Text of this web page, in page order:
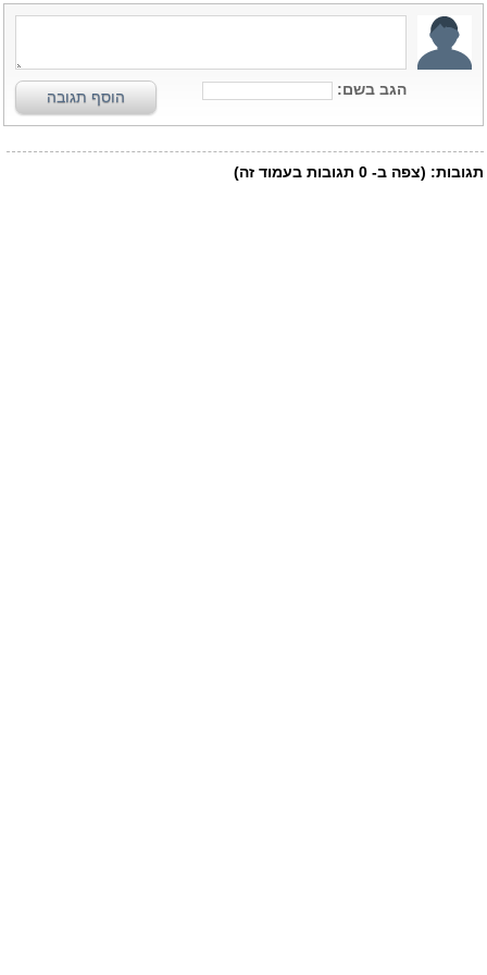
הגב בשם: הוסף תגובה
תגובות: (צפה ב- 0 תגובות בעמוד זה)